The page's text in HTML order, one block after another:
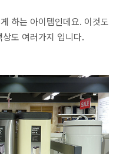
하는 아이템인데요. 이것도
도 여러가지 입니다.